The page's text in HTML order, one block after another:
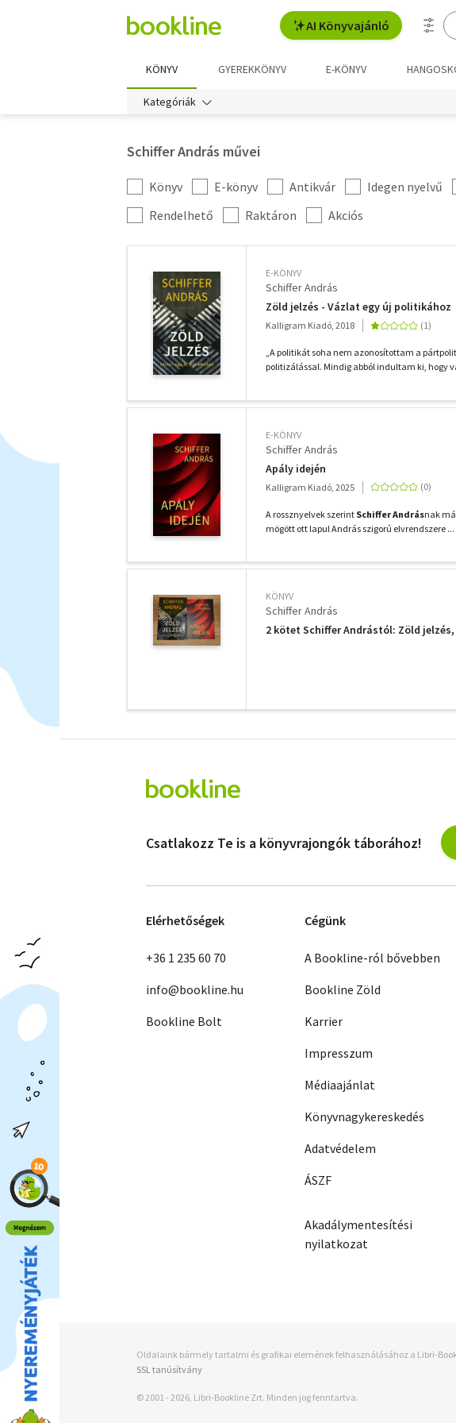
AI Könyvajánló
KÖNYV GYEREKKÖNYV E-KÖNYV
Kategóriák
Schiffer András művei
Kategória
szűrés
Könyv E-könyv Antikvár Idegen nyelvű
További
szűrők
Rendelhető Raktáron Akciós
E-KÖNYV
Schiffer András
Zöld jelzés - Vázlat egy új politikához
Kalligram Kiadó, 2018
„A politikát soha nem azonosítottam a
politizálással. Mindig abból indultam ki, hogy
E-KÖNYV
Schiffer András
Apály idején
Kalligram Kiadó, 2025
A rossznyelvek szerint Schiffer Andrásnak
mögött ott lapul András szigorú elvrendszere ...
KÖNYV
Schiffer András
2 kötet Schiffer Andrástól: Zöld
Csatlakozz Te is a könyvrajongók táborához!
Elérhetőségek
+36 1 235 60 70
info@bookline.hu
Bookline Bolt
Cégünk
A Bookline-ról bővebben
Bookline Zöld
Karrier
Impresszum
Médiaajánlat
Könyvnagykereskedés
Adatvédelem
ÁSZF
Akadálymentesítési
nyilatkozat
Oldalaink bármely tartalmi és grafikai elemének felhasználásához a Libri-
SSL tanúsítvány
© 2001 - 2026, Libri-Bookline Zrt. Minden jog fenntartva.